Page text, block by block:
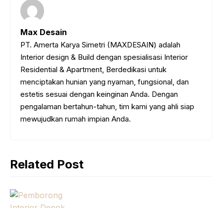
Max Desain
PT. Amerta Karya Simetri (MAXDESAIN) adalah
Interior design & Build dengan spesialisasi Interior
Residential & Apartment, Berdedikasi untuk
menciptakan hunian yang nyaman, fungsional, dan
estetis sesuai dengan keinginan Anda. Dengan
pengalaman bertahun-tahun, tim kami yang ahli siap
mewujudkan rumah impian Anda.
Related Post